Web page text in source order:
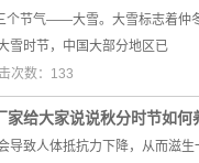
个节气——大雪。大雪标志着仲
雪时节，中国大部分地区已
次数：133
家给大家说说秋分时节如何
导致人体抵抗力下降，从而滋